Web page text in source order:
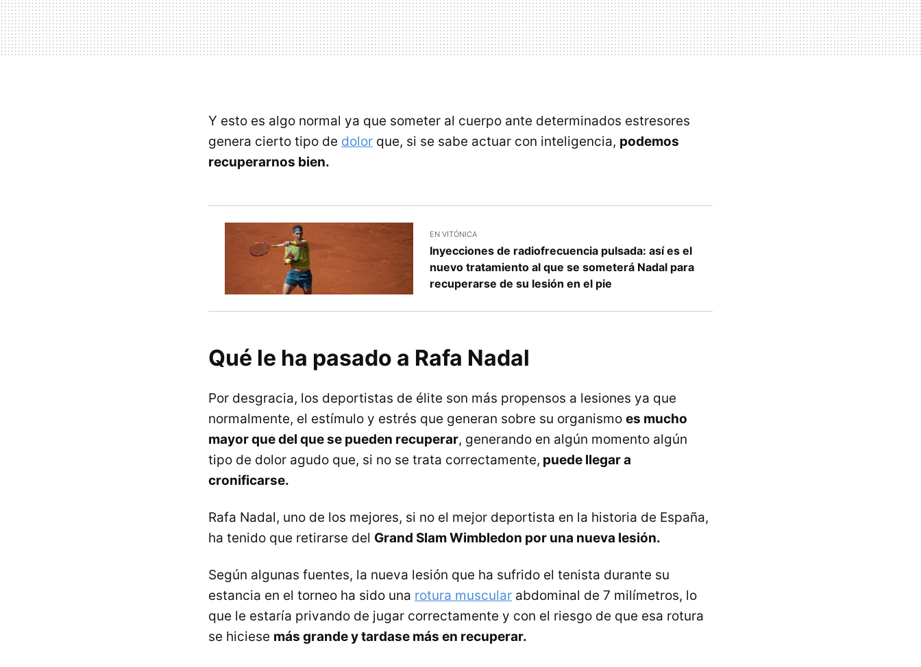
Y esto es algo normal ya que someter al cuerpo ante determinados estresores
genera cierto tipo de dolor que, si se sabe actuar con inteligencia, podemos
recuperarnos bien.
EN VITÓNICA
Inyecciones de radiofrecuencia pulsada: así es el
nuevo tratamiento al que se someterá Nadal para
recuperarse de su lesión en el pie
Qué le ha pasado a Rafa Nadal
Por desgracia, los deportistas de élite son más propensos a lesiones ya que
normalmente, el estímulo y estrés que generan sobre su organismo es mucho
mayor que del que se pueden recuperar, generando en algún momento algún
tipo de dolor agudo que, si no se trata correctamente, puede llegar a
cronificarse.
Rafa Nadal, uno de los mejores, si no el mejor deportista en la historia de España,
ha tenido que retirarse del Grand Slam Wimbledon por una nueva lesión.
Según algunas fuentes, la nueva lesión que ha sufrido el tenista durante su
estancia en el torneo ha sido una rotura muscular abdominal de 7 milímetros, lo
que le estaría privando de jugar correctamente y con el riesgo de que esa rotura
se hiciese más grande y tardase más en recuperar.